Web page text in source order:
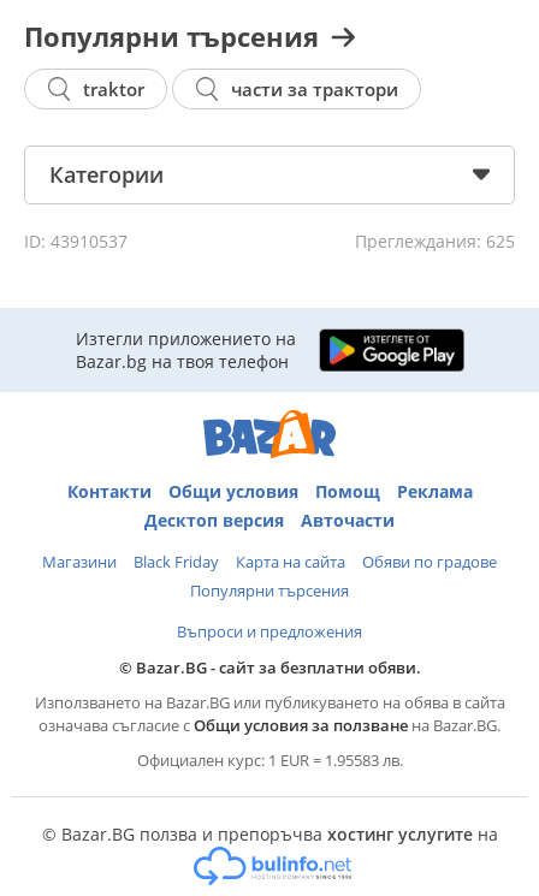
Популярни търсения
traktor части за трактори
Категории
ID: 43910537 Преглеждания: 625
Изтегли приложението на
Bazar.bg на твоя телефон
Контакти Общи условия Помощ
Реклама
Десктоп версия
Авточасти
Магазини Black Friday Карта на сайта
Обяви по градове
Популярни търсения
Въпроси и предложения
© Bazar.BG - сайт за безплатни обяви.
Използването на Bazar.BG или публикуването на обява в сайта
означава съгласие сОбщи условия за ползване на Bazar.BG.
Официален курс: 1 EUR = 1.95583 лв.
© Bazar.BG ползва и препоръчва хостинг услугитена